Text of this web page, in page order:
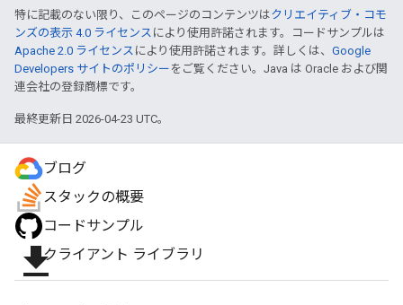
特に記載のない限り、このページのコンテンツはクリエイティブ・コモ
ンズの表示 4.0 ライセンス により使用許諾されます。コードサンプルは
Apache 2.0 ライセンス により使用許諾されます。詳しくは、 Google
Developers サイトのポリシー をご覧ください。Java は Oracle および関
連会社の登録商標です。
最終更新日 2026-04-23 UTC。
ブログ
スタックの概要
コードサンプル
file_downloadクライアント ライブラリ